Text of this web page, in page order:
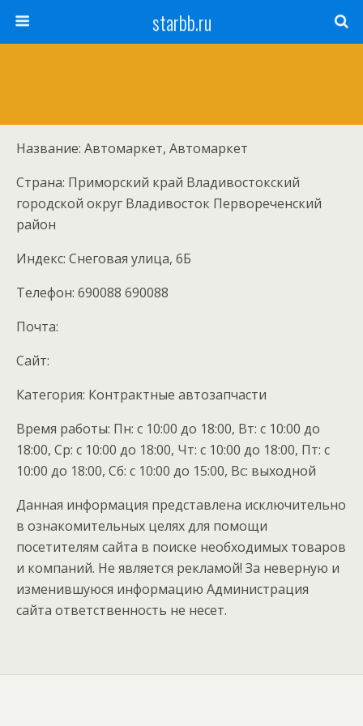
starbb.ru
Название: Автомаркет, Автомаркет
Страна: Приморский край Владивостокский
городской округ Владивосток Первореченский
район
Индекс: Снеговая улица, 6Б
Телефон: 690088 690088
Почта:
Cайт:
Категория: Контрактные автозапчасти
Время работы: Пн: с 10:00 до 18:00, Вт: с 10:00 до
18:00, Ср: с 10:00 до 18:00, Чт: с 10:00 до 18:00, Пт: с
10:00 до 18:00, Сб: с 10:00 до 15:00, Вс: выходной
Данная информация представлена исключительно
в ознакомительных целях для помощи
посетителям сайта в поиске необходимых товаров
и компаний. Не является рекламой! За неверную и
изменившуюся информацию Администрация
сайта ответственность не несет.